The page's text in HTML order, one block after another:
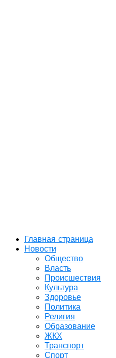
Главная страница
Новости
Общество
Власть
Происшествия
Культура
Здоровье
Политика
Религия
Образование
ЖКХ
Транспорт
Спорт